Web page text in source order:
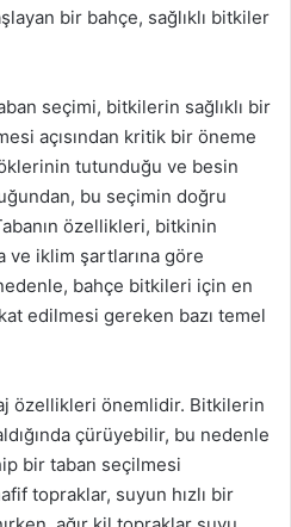
bir bahçe, sağlıklı bitkiler
seçimi, bitkilerin sağlıklı bir
açısından kritik bir öneme
tutunduğu ve besin
bu seçimin doğru
özellikleri, bitkinin
ve iklim şartlarına göre
bahçe bitkileri için en
edilmesi gereken bazı temel
özellikleri önemlidir. Bitkilerin
çürüyebilir, bu nedenle
bir taban seçilmesi
topraklar, suyun hızlı bir